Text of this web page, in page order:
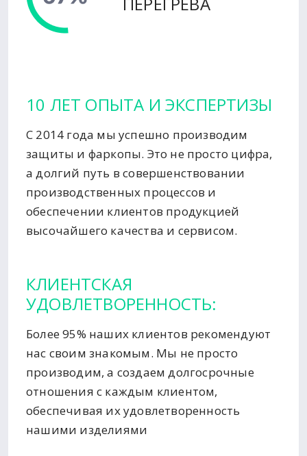
10 ЛЕТ ОПЫТА И ЭКСПЕРТИЗЫ
С 2014 года мы успешно производим
защиты и фаркопы. Это не просто цифра,
а долгий путь в совершенствовании
производственных процессов и
обеспечении клиентов продукцией
высочайшего качества и сервисом.
КЛИЕНТСКАЯ
УДОВЛЕТВОРЕННОСТЬ:
Более 95% наших клиентов рекомендуют
нас своим знакомым. Мы не просто
производим, а создаем долгосрочные
отношения с каждым клиентом,
обеспечивая их удовлетворенность
нашими изделиями